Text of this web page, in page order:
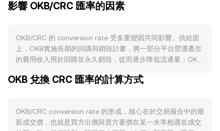
影響 OKB/CRC 匯率的因素
OKB/CRC 的 conversion rate 受多重變因共同影響。供給面
上，OKB實施長期的回購與銷毀計畫，將一部分平台營運產生
的費用收入用於回購並永久銷毀，從而逐步降低流通量；OKB
收縮主要取決於回購與銷毀強度。部分用戶會在生態內鎖倉或
當平台交易量上升、活動增加、或用戶為了獲取手續費折扣、
提高VIP等級與參與特定產品而增加持有時，對OKB的實際使
OKB 兌換 CRC 匯率的計算方式
OKB/CRC conversion rate 的形成，核心在於交易撮合中的最
新成交價，也就是買方出價與賣方要價在某一水準相遇並成交